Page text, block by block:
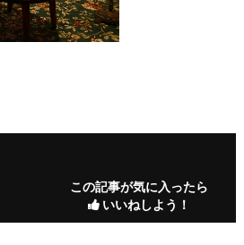
この記事が気に入ったら
いいねしよう！